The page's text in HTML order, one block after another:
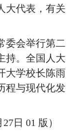
大代表，有关
委会举行第二
持。全国人大
大学校长陈雨
程与现代化发
日 01 版）